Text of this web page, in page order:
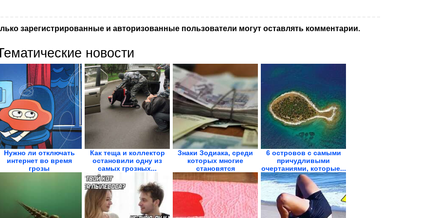
зарегистрированные и авторизованные пользователи могут оставлять комментарии.
новости
Нужно ли отключать
интернет во время
грозы
Как теща и коллектор
остановили одну из
самых грозных...
Знаки Зодиака, среди
которых многие
становятся
миллионерами
6 островов с самыми
причудливыми
очертаниями, которые...